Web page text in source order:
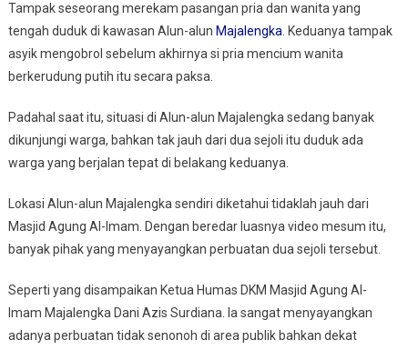
Bikin
Geger
Tampak seseorang merekam pasangan pria dan wanita yang
tengah duduk di kawasan Alun-alun Majalengka . Keduanya tampak
asyik mengobrol sebelum akhirnya si pria mencium wanita
berkerudung putih itu secara paksa.
Padahal saat itu, situasi di Alun-alun Majalengka sedang banyak
dikunjungi warga, bahkan tak jauh dari dua sejoli itu duduk ada
warga yang berjalan tepat di belakang keduanya.
Lokasi Alun-alun Majalengka sendiri diketahui tidaklah jauh dari
Masjid Agung Al-Imam. Dengan beredar luasnya video mesum itu,
banyak pihak yang menyayangkan perbuatan dua sejoli tersebut.
Seperti yang disampaikan Ketua Humas DKM Masjid Agung Al-
Imam Majalengka Dani Azis Surdiana. Ia sangat menyayangkan
adanya perbuatan tidak senonoh di area publik bahkan dekat